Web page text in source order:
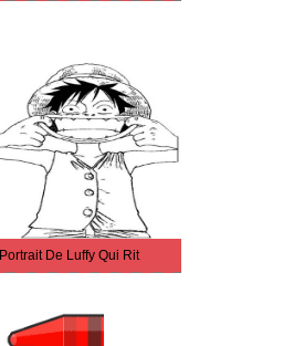
Portrait De Luffy Qui Rit